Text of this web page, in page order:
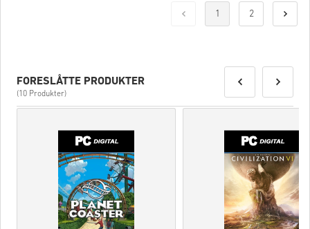
1 2
FORESLÅTTE PRODUKTER
(10 Produkter)